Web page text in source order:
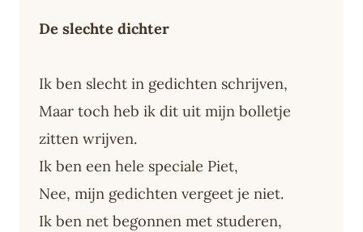
De slechte dichter
Ik ben slecht in gedichten schrijven,
Maar toch heb ik dit uit mijn bolletje
zitten wrijven.
Ik ben een hele speciale Piet,
Nee, mijn gedichten vergeet je niet.
Ik ben net begonnen met studeren,